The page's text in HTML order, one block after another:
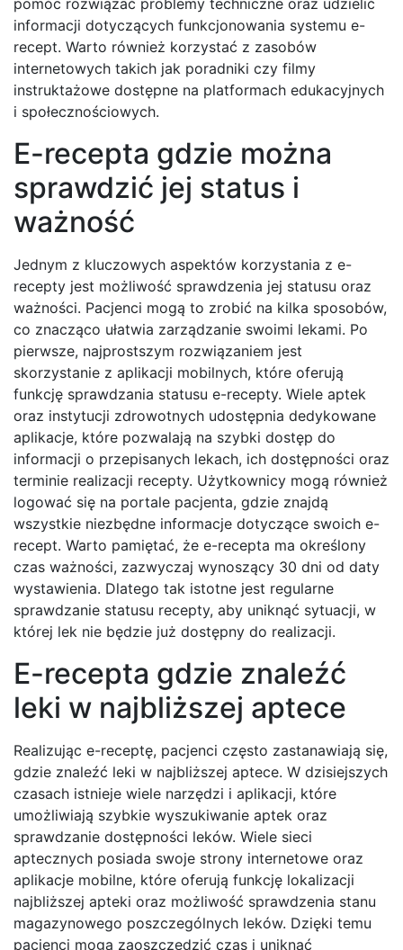
pomóc rozwiązać problemy techniczne oraz udzielić
informacji dotyczących funkcjonowania systemu e-
recept. Warto również korzystać z zasobów
internetowych takich jak poradniki czy filmy
instruktażowe dostępne na platformach edukacyjnych
i społecznościowych.
E-recepta gdzie można
sprawdzić jej status i
ważność
Jednym z kluczowych aspektów korzystania z e-
recepty jest możliwość sprawdzenia jej statusu oraz
ważności. Pacjenci mogą to zrobić na kilka sposobów,
co znacząco ułatwia zarządzanie swoimi lekami. Po
pierwsze, najprostszym rozwiązaniem jest
skorzystanie z aplikacji mobilnych, które oferują
funkcję sprawdzania statusu e-recepty. Wiele aptek
oraz instytucji zdrowotnych udostępnia dedykowane
aplikacje, które pozwalają na szybki dostęp do
informacji o przepisanych lekach, ich dostępności oraz
terminie realizacji recepty. Użytkownicy mogą również
logować się na portale pacjenta, gdzie znajdą
wszystkie niezbędne informacje dotyczące swoich e-
recept. Warto pamiętać, że e-recepta ma określony
czas ważności, zazwyczaj wynoszący 30 dni od daty
wystawienia. Dlatego tak istotne jest regularne
sprawdzanie statusu recepty, aby uniknąć sytuacji, w
której lek nie będzie już dostępny do realizacji.
E-recepta gdzie znaleźć
leki w najbliższej aptece
Realizując e-receptę, pacjenci często zastanawiają się,
gdzie znaleźć leki w najbliższej aptece. W dzisiejszych
czasach istnieje wiele narzędzi i aplikacji, które
umożliwiają szybkie wyszukiwanie aptek oraz
sprawdzanie dostępności leków. Wiele sieci
aptecznych posiada swoje strony internetowe oraz
aplikacje mobilne, które oferują funkcję lokalizacji
najbliższej apteki oraz możliwość sprawdzenia stanu
magazynowego poszczególnych leków. Dzięki temu
pacjenci mogą zaoszczędzić czas i uniknąć